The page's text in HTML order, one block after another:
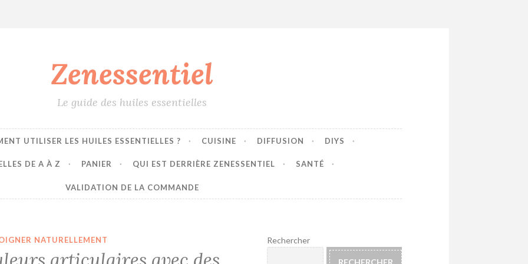
Zenessentiel
Le guide des huiles essentielles
UTILISER LES HUILES ESSENTIELLES ? CUISINE DIFFUSION DIYS
DE A À Z PANIER QUI EST DERRIÈRE ZENESSENTIEL SANTÉ
VALIDATION DE LA COMMANDE
NATURELLEMENT Rechercher